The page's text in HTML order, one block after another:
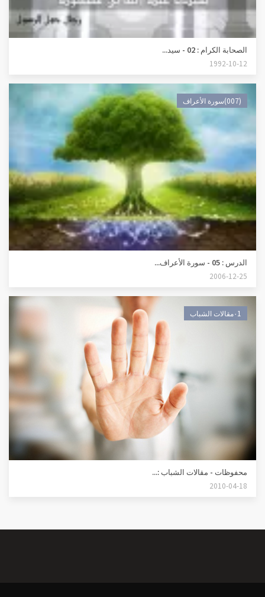
الصحابة الكرام : 02 - سيد...
1992-10-12
(007)سورة الأعراف
الدرس : 05 - سورة الأعراف...
2006-12-25
٠1مقالات الشباب
محفوظات - مقالات الشباب :...
2010-04-18